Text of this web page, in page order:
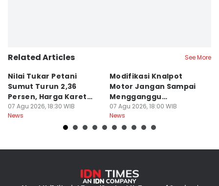
Related Articles See More
Nilai Tukar Petani
Sumut Turun 2,36
Persen, Harga Karet
Jadi Pemicu Utama
07 Agu 2026, 18:30 WIB
News
Modifikasi Knalpot
Motor Jangan Sampai
Mengganggu
Pengendara Lain
07 Agu 2026, 18:00 WIB
News